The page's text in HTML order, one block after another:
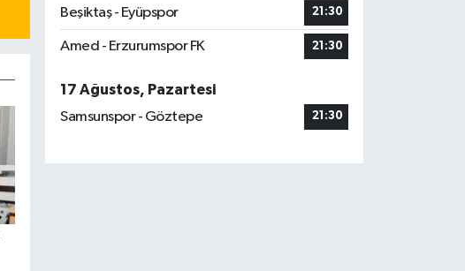
Beşiktaş - Eyüpspor 21:30
Amed - Erzurumspor FK 21:30
17 Ağustos, Pazartesi
Samsunspor - Göztepe
21:30